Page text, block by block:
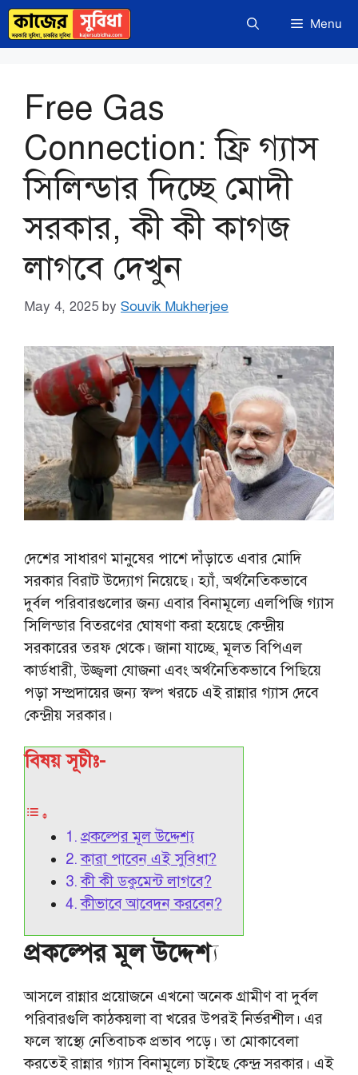
Skip
content
Menu
Free Gas
Connection: ফ্রি গ্যাস
সিলিন্ডার দিচ্ছে মোদী
সরকার, কী কী কাগজ
লাগবে দেখুন
May 4, 2025 by Souvik Mukherjee
দেশের সাধারণ মানুষের পাশে দাঁড়াতে এবার মোদি
সরকার বিরাট উদ্যোগ নিয়েছে। হ্যাঁ, অর্থনৈতিকভাবে
দুর্বল পরিবারগুলোর জন্য এবার বিনামূল্যে এলপিজি গ্যাস
সিলিন্ডার বিতরণের ঘোষণা করা হয়েছে কেন্দ্রীয়
সরকারের তরফ থেকে। জানা যাচ্ছে, মূলত বিপিএল
কার্ডধারী, উজ্জ্বলা যোজনা এবং অর্থনৈতিকভাবে পিছিয়ে
পড়া সম্প্রদায়ের জন্য স্বল্প খরচে এই রান্নার গ্যাস দেবে
কেন্দ্রীয় সরকার।
বিষয় সূচীঃ-
প্রকল্পের মূল উদ্দেশ্য
কারা পাবেন এই সুবিধা?
কী কী ডকুমেন্ট লাগবে?
কীভাবে আবেদন করবেন?
প্রকল্পের মূল উদ্দেশ্য
আসলে রান্নার প্রয়োজনে এখনো অনেক গ্রামীণ বা দুর্বল
পরিবারগুলি কাঠকয়লা বা খরের উপরই নির্ভরশীল। এর
ফলে স্বাস্থ্যে নেতিবাচক প্রভাব পড়ে। তা মোকাবেলা
করতেই রান্নার গ্যাস বিনামূল্যে চাইছে কেন্দ্র সরকার। এই